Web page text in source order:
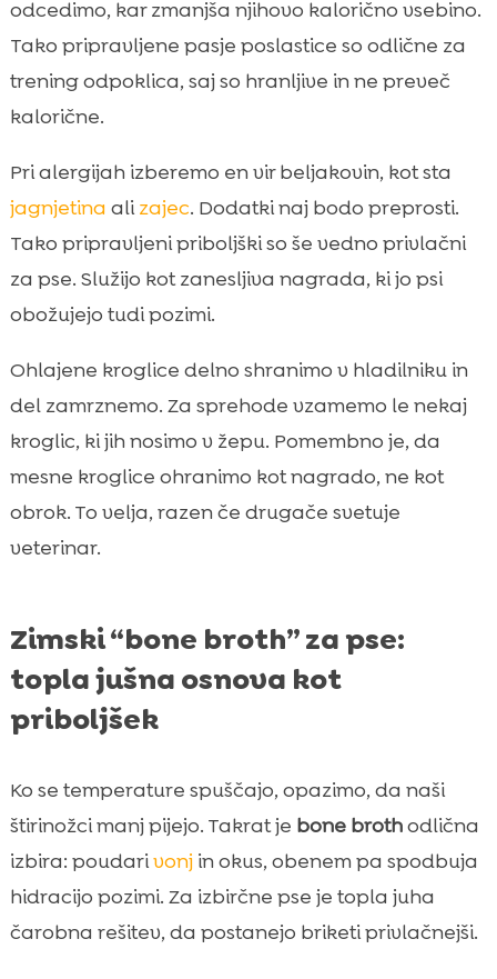
odcedimo, kar zmanjša njihovo kalorično vsebino.
Tako pripravljene pasje poslastice so odlične za
trening odpoklica, saj so hranljive in ne preveč
kalorične.
Pri alergijah izberemo en vir beljakovin, kot sta
jagnjetina alizajec. Dodatki naj bodo preprosti.
Tako pripravljeni priboljški so še vedno privlačni
za pse. Služijo kot zanesljiva nagrada, ki jo psi
obožujejo tudi pozimi.
Ohlajene kroglice delno shranimo v hladilniku in
del zamrznemo. Za sprehode vzamemo le nekaj
kroglic, ki jih nosimo v žepu. Pomembno je, da
mesne kroglice ohranimo kot nagrado, ne kot
obrok. To velja, razen če drugače svetuje
veterinar.
Zimski “bone broth” za pse:
topla jušna osnova kot
priboljšek
Ko se temperature spuščajo, opazimo, da naši
štirinožci manj pijejo. Takrat je bone brothodlična
izbira: poudarivonjin okus, obenem pa spodbuja
hidracijo pozimi. Za izbirčne pse je topla juha
čarobna rešitev, da postanejo briketi privlačnejši.